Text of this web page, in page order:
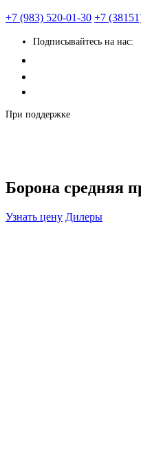
+7 (983) 520-01-30 +7
Подписывайтесь на нас:
При поддержке
Борона средняя
Узнать цену Дилеры